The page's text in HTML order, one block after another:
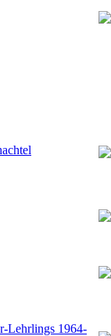
Lehrlings 1964-